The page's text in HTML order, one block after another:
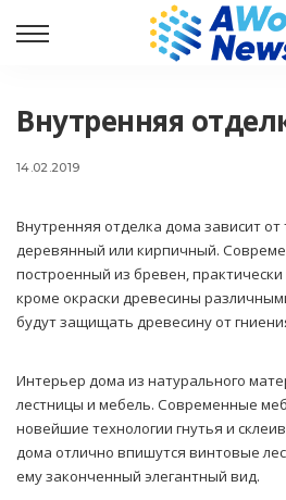
Внутренняя
14.02.2019
Внутренняя отделка дома зависит
деревянный или кирпичный.
построенный из бревен,
кроме окраски древесины
будут защищать древесину от
Интерьер дома из натурального
лестницы и мебель. Современные
новейшие технологии гнутья и
дома отлично впишутся винтовые
ему законченный элегантный вид.